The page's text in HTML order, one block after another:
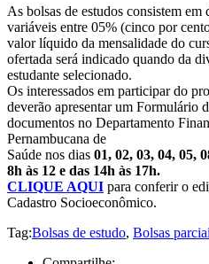
As bolsas de estudos consistem em
variáveis entre 05% (cinco por
valor líquido da mensalidade do
ofertada será indicado quando da
estudante selecionado.
Os interessados em participar do
deverão apresentar um Formulário
documentos no Departamento
Pernambucana de
Saúde nos dias 01, 02, 03, 04, 05,
8h às 12 e das 14h às 17h.
CLIQUE AQUI para conferir o
Cadastro Socioeconômico.
Tag:Bolsas de estudo, Bolsas